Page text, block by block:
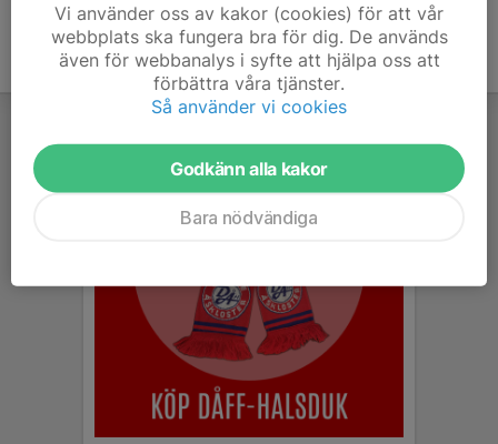
Vi använder oss av kakor (cookies) för att vår
webbplats ska fungera bra för dig. De används
även för webbanalys i syfte att hjälpa oss att
förbättra våra tjänster.
Så använder vi cookies
Godkänn alla kakor
Bara nödvändiga